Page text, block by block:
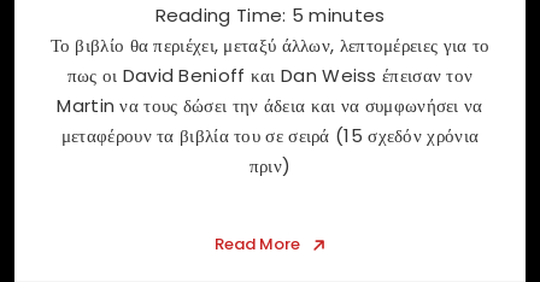
Reading Time: 5 minutes
Το βιβλίο θα περιέχει, μεταξύ άλλων, λεπτομέρειες για το
πως οι David Benioff και Dan Weiss έπεισαν τον
Martin να τους δώσει την άδεια και να συμφωνήσει να
μεταφέρουν τα βιβλία του σε σειρά (15 σχεδόν χρόνια
πριν)
Read More